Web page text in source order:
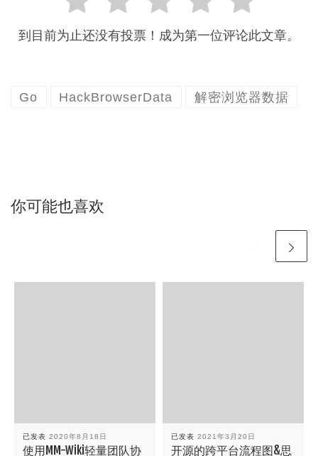
到目前为止还没有投票！成为第一位评论此文章。
Go HackBrowserData 解密浏览器数据
你可能也喜欢
已发表 2020年8月18日
使用MM-Wiki轻量团队协
已发表 2021年3月20日
开源的跨平台流程图&思